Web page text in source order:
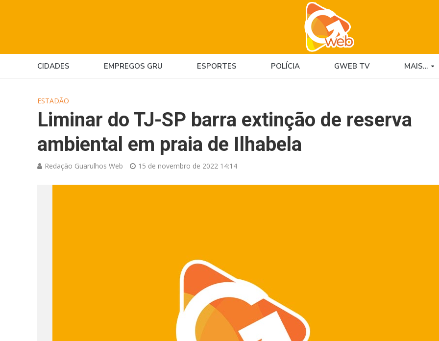
CIDADES EMPREGOS GRU ESPORTES POLÍCIA GWEB TV MAIS…
ESTADÃO
Liminar do TJ-SP barra extinção de reserva
ambiental em praia de Ilhabela
Redação Guarulhos Web 15 de novembro de 2022 14:14